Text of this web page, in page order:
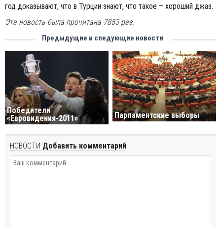
год доказывают, что в Турции знают, что такое – хороший джаз.
Эта новость была прочитана 7853 раз.
Предыдущие и следующие новости
Победители
«Евровидения-2011»
Парламентские выборы
НОВОСТИ Добавить комментарий